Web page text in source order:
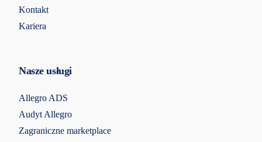
Kontakt
Kariera
Nasze usługi
Allegro ADS
Audyt Allegro
Zagraniczne marketplace